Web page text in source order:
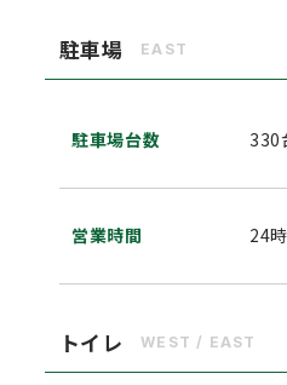
駐車場 EAST
駐車場台数 330
営業時間 24
トイレ WEST / EAST